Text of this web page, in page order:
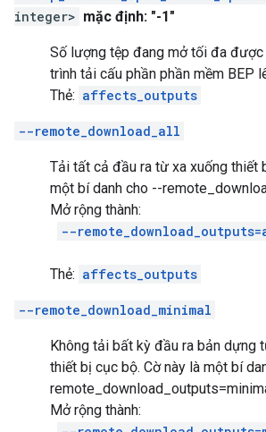
integer> mặc định: "-1"
Số lượng tệp đang mở tối đa được
trình tải cấu phần phần mềm BEP
Thẻ: affects_outputs
--remote_download_all
Tải tất cả đầu ra từ xa xuống thiết
một bí danh cho --
Mở rộng thành:
--
Thẻ: affects_outputs
--remote_download_minimal
Không tải bất kỳ đầu ra bản dựng
thiết bị cục bộ. Cờ này là một bí
Mở rộng thành: